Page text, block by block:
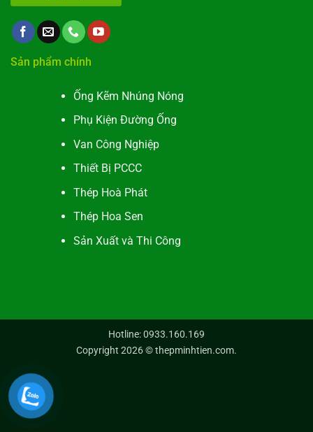
Sản phẩm chính
Ống Kẽm Nhúng Nóng
Phụ Kiện Đường Ống
Van Công Nghiệp
Thiết Bị PCCC
Thép Hoà Phát
Thép Hoa Sen
Sản Xuất và Thi Công
Hotline: 0933.160.169
Copyright 2026 ©thepminhtien.com.